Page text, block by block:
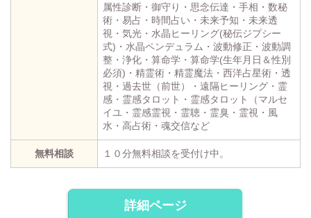
属性診断・御守り・思念伝達・手相・数秘
術・易占・時間占い・未来予知・未来透
視・気光・水晶ヒーリング(秘伝ジプシー
式)・水晶ペンデュラム・波動修正・波動調
整・浄化・算命学・算命学(生年月日＆性別
必須)・精霊術・精霊魔法・西洋占星術・透
視・過去世（前世）・遠隔ヒーリング・霊
感・霊感タロット・霊感タロット（マルセ
イユ・霊感霊視・霊聴・霊臭・霊視・風
水・高占術・魂交信など
無料相談 １０分無料相談を受付け中。
詳細ページ